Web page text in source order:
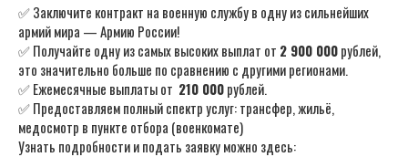
✅ Заключите контракт на военную службу в одну из сильнейших
армий мира — Армию России!
✅ Получайте одну из самых высоких выплат от 2 900 000рублей,
это значительно больше по сравнению с другими регионами.
✅ Ежемесячные выплаты от 210 000рублей.
✅ Предоставляем полный спектр услуг: трансфер, жильё,
медосмотр в пункте отбора (военкомате)
Узнать подробности и подать заявку можно здесь: